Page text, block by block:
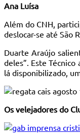
Ana Luísa
Além do CNH,
deslocar-se até São
Duarte Araújo
deles”. Este
lá disponibilizado,
Os velejadores do